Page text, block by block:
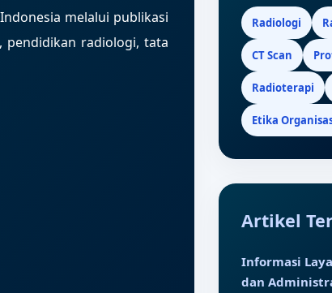
melalui publikasi
pendidikan radiologi, tata
Radiologi
CT Scan
Radioterapi
Etika
Artikel
Informasi
dan